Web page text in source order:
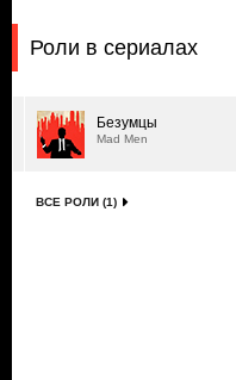
Роли в сериалах
Безумцы
Mad Men
ВСЕ РОЛИ (1)